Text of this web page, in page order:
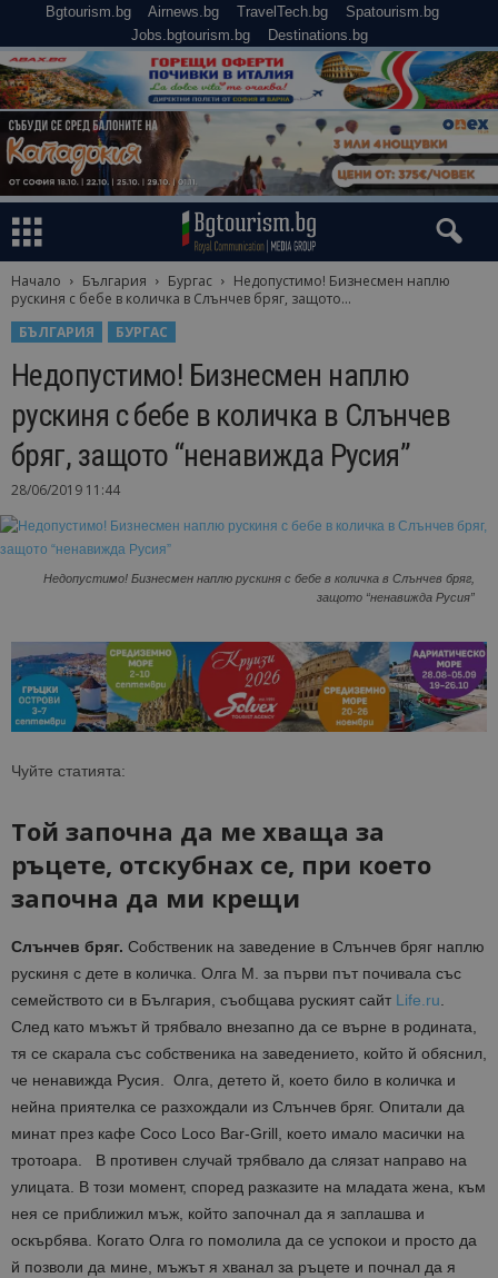
Bgtourism.bg Airnews.bg TravelTech.bg
Spatourism.bg
Jobs.bgtourism.bg
Destinations.bg
Начало България Бургас
Недопустимо! Бизнесмен наплю
рускиня с бебе в количка в Слънчев бряг, защото...
БЪЛГАРИЯ
БУРГАС
Недопустимо! Бизнесмен наплю
рускиня с бебе в количка в Слънчев
бряг, защото “ненавижда Русия”
28/06/2019 11:44
Недопустимо! Бизнесмен наплю рускиня с бебе в количка в Слънчев бряг,
защото “ненавижда Русия”
Чуйте статията:
Той започна да ме хваща за
ръцете, отскубнах се, при което
започна да ми крещи
Слънчев бряг. Собственик на заведение в Слънчев бряг наплю
рускиня с дете в количка. Олга М. за първи път почивала със
семейството си в България, съобщава руският сайт Life.ru.
След като мъжът й трябвало внезапно да се върне в родината,
тя се скарала със собственика на заведението, който й обяснил,
че ненавижда Русия. Олга, детето й, което било в количка и
нейна приятелка се разхождали из Слънчев бряг. Опитали да
минат през кафе Coco Loco Bar-Grill, което имало масички на
тротоара. В противен случай трябвало да слязат направо на
улицата. В този момент, според разказите на младата жена, към
нея се приближил мъж, който започнал да я заплашва и
оскърбява. Когато Олга го помолила да се успокои и просто да
й позволи да мине, мъжът я хванал за ръцете и почнал да я